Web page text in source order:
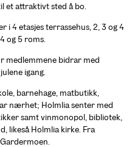
et attraktivt sted å bo.
i 4 etasjes terrassehus, 2, 3 og 4
og 5 roms.
medlemmene bidrar med
igang.
barnehage, matbutikk,
nærhet; Holmlia senter med
samt vinmonopol, bibliotek,
likeså Holmlia kirke. Fra